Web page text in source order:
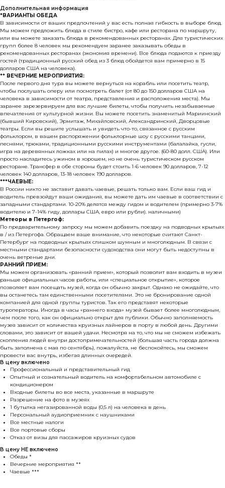
Дополнительная информация
*ВАРИАНТЫ ОБЕДА
В зависимости от ваших предпочтений у вас есть полная гибкость в выборе блюд.
Мы можем предложить блюда в стиле бистро, кафе или ресторана по маршруту,
или вы можете заказать блюда в рекомендованных ресторанах. Для туристических
групп более 8 человек мы рекомендуем заранее заказывать обеды в
рекомендованных ресторанах (экономия времени). Все блюда подаются к приезду
гостей (традиционный русский обед из 3 блюд обойдется вам примерно в 15
долларов США на человека).
** ВЕЧЕРНИЕ МЕРОПРИЯТИЯ:
После первого дня тура вы можете вернуться на корабль или посетить театр,
чтобы послушать оперу или посмотреть балет (от 80 до 150 долларов США на
человека в зависимости от театра, представления и расположения места). Мы
заранее зарезервируем для вас лучшие билеты, чтобы получить незабываемые
впечатления от культурной жизни. Вы можете посетить знаменитый Мариинский
(бывший Кировский), Эрмитаж, Михайловский, Александринский, Дворцовые
театры. Если вы решите услышать и увидеть что-то, связанное с русским
фольклором, в вашем распоряжении фольклорные шоу с русскими танцами,
песнями, трюками, традиционными русскими инструментами (балалайка, гусли,
игра на деревянных ложках или на пилах) и многое другое. (60-80 долл. США). Или
просто насладитесь ужином в хорошем, но не очень туристическом русском
ресторане. Трансфер в обе стороны будет стоить 1-6 человек 90 долларов, 7-12
человек 140 долларов, 13-18 человек 190 долларов.
***ЧАЕВЫЕ:
В России никто не заставит давать чаевые, решать только вам. Если ваш гид и
водитель превзойдут ваши ожидания, вы можете дать им чаевые в соответствии с
западными стандартами. 10-20% делятся между гидом и водителем (примерно 3-7%
водителю и 7-14% гиду, доллары США, евро или рубли). наличными)
Метеоры в Петергоф:
По предварительному запросу мы можем добавить поездку на подводных крыльях
в / из Петергофа. Обращаем ваше внимание, что некоторые считают Санкт-
Петербург на подводных крыльях слишком шумным и многолюдным. В связи с
местными стандартами безопасности судоходства они могут быть недоступны в
очень ветреные дни.
РАННИЙ ПРИЕМ:
Мы можем организовать «ранний прием», который позволит вам входить в музеи
раньше официальных часов работы, или «специальное открытие», которое
позволяет вам посещать музей, когда он обычно закрыт. Однако не ожидайте, что
вы останетесь там единственными посетителями. Это не бронирование одной
компанией для одной группы туристов. Так его представят некоторые
туроператоры. Иногда в часы «раннего входа» музей бывает более многолюдным,
чем после того, как он официально открыт для публики. Обычно заполняемость
музея зависит от количества круизных лайнеров в порту в любой день. Другими
словами, это зависит от вашей удачи. Несмотря на то, что мы не сможем избежать
скопления людей внутри достопримечательностей (большая часть города должна
быть заполнена с мая по сентябрь), пожалуйста, не беспокойтесь, мы сможем
провести вас внутрь, избегая длинных очередей.
В цену включено
Профессиональный и представительный гид
Опытный и сознательный водитель на комфортабельном автомобиле с
кондиционером
Входные билеты во все места, указанные в маршруте
Разрешение на фото в музеях
1 бутылка негазированной воды (0,5 л) на человека в день
Персональный аудиоприемник с наушниками
Все местные налоги
Все портовые сборы
Отказ от визы для пассажиров круизных судов
В цену НЕ включено
Обеды *
Вечерние мероприятия **
Чаевые ***